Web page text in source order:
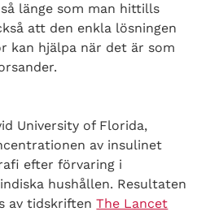
länge som man hittills
att den enkla lösningen
kan hjälpa när det är som
University of Florida,
av insulinet
efter förvaring i
hushållen. Resultaten
av tidskriftenThe Lancet